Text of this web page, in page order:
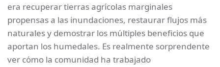
era recuperar tierras agrícolas marginales
propensas a las inundaciones, restaurar flujos más
naturales y demostrar los múltiples beneficios que
aportan los humedales. Es realmente sorprendente
ver cómo la comunidad ha trabajado